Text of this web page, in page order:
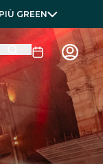
GREEN